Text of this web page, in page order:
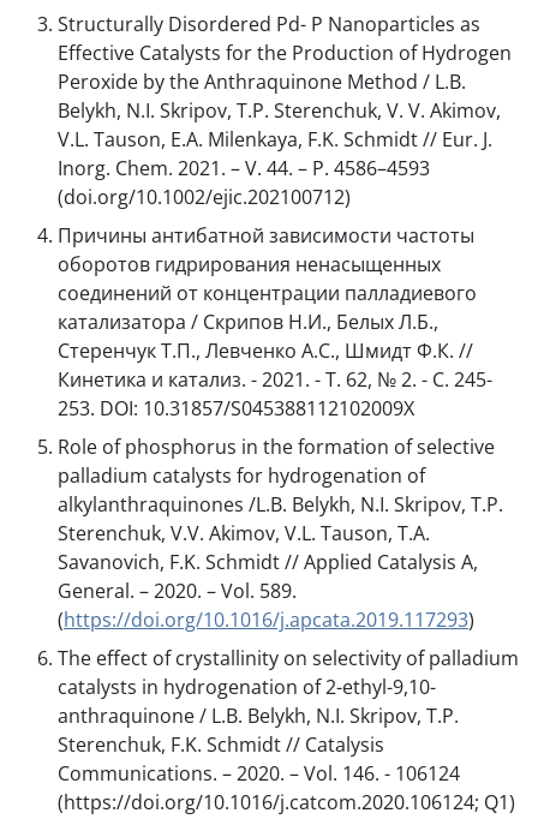
Structurally Disordered Pd- P Nanoparticles as
Effective Catalysts for the Production of Hydrogen
Peroxide by the Anthraquinone Method / L.B.
Belykh, N.I. Skripov, T.P. Sterenchuk, V. V. Akimov,
V.L. Tauson, E.A. Milenkaya, F.K. Schmidt // Eur. J.
Inorg. Chem. 2021. – V. 44. – P. 4586–4593
(doi.org/10.1002/ejic.202100712)
Причины антибатной зависимости частоты
оборотов гидрирования ненасыщенных
соединений от концентрации палладиевого
катализатора / Скрипов Н.И., Белых Л.Б.,
Стеренчук Т.П., Левченко А.С., Шмидт Ф.К. //
Кинетика и катализ. - 2021. - Т. 62, № 2. - С. 245-
253. DOI: 10.31857/S045388112102009X
Role of phosphorus in the formation of selective
palladium catalysts for hydrogenation of
alkylanthraquinones /L.B. Belykh, N.I. Skripov, T.P.
Sterenchuk, V.V. Akimov, V.L. Tauson, T.A.
Savanovich, F.K. Schmidt // Applied Catalysis A,
General. – 2020. – Vol. 589.
(https://doi.org/10.1016/j.apcata.2019.117293)
The effect of crystallinity on selectivity of palladium
catalysts in hydrogenation of 2-ethyl-9,10-
anthraquinone / L.B. Belykh, N.I. Skripov, T.P.
Sterenchuk, F.K. Schmidt // Catalysis
Communications. – 2020. – Vol. 146. - 106124
(https://doi.org/10.1016/j.catcom.2020.106124; Q1)